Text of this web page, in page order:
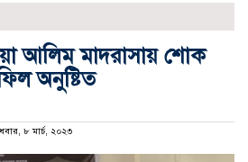
আলিম মাদরাসায় শোক
অনুষ্টিত
৮ মার্চ, ২০২৩